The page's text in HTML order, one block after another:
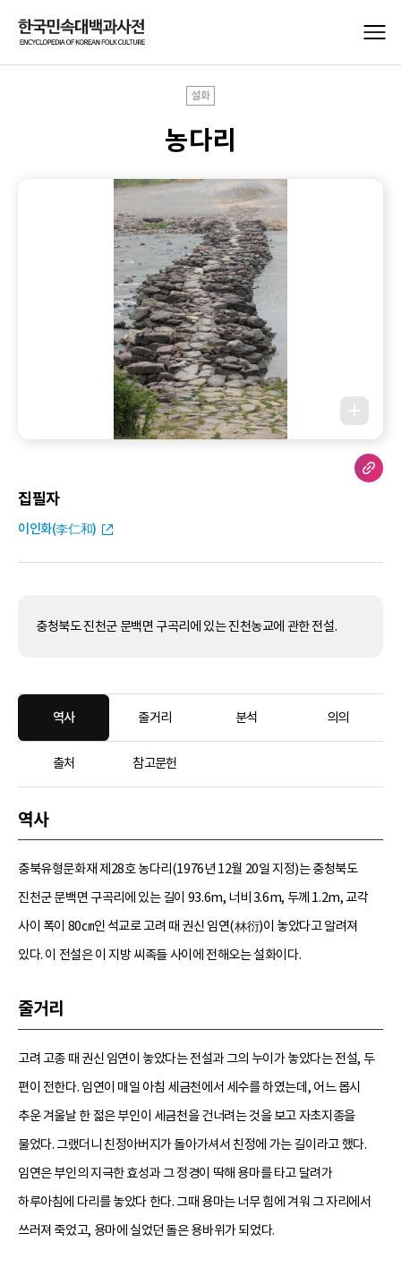
설화
농다리
집필자
이인화(李仁和)
충청북도 진천군 문백면 구곡리에 있는 진천농교에 관한 전설.
역사 줄거리 분석 의의
출처 참고문헌
역사
충북유형문화재 제28호 농다리(1976년 12월 20일 지정)는 충청북도
진천군 문백면 구곡리에 있는 길이 93.6m, 너비 3.6m, 두께 1.2m, 교각
사이 폭이 80㎝인 석교로 고려 때 권신 임연(林衍)이 놓았다고 알려져
있다. 이 전설은 이 지방 씨족들 사이에 전해오는 설화이다.
줄거리
고려 고종 때 권신 임연이 놓았다는 전설과 그의 누이가 놓았다는 전설, 두
편이 전한다. 임연이 매일 아침 세금천에서 세수를 하였는데, 어느 몹시
추운 겨울날 한 젊은 부인이 세금천을 건너려는 것을 보고 자초지종을
물었다. 그랬더니 친정아버지가 돌아가셔서 친정에 가는 길이라고 했다.
임연은 부인의 지극한 효성과 그 정경이 딱해 용마를 타고 달려가
하루아침에 다리를 놓았다 한다. 그때 용마는 너무 힘에 겨워 그 자리에서
쓰러져 죽었고, 용마에 실었던 돌은 용바위가 되었다.